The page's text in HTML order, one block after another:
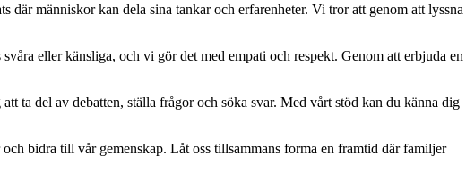
människor kan dela sina tankar och erfarenheter. Vi tror att genom att lyssna
eller känsliga, och vi gör det med empati och respekt. Genom att erbjuda en
ta del av debatten, ställa frågor och söka svar. Med vårt stöd kan du känna dig
bidra till vår gemenskap. Låt oss tillsammans forma en framtid där familjer